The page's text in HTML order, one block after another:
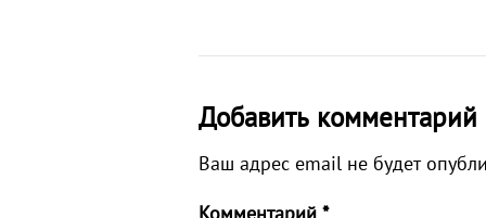
Добавить комментарий
Ваш адрес email не будет
Комментарий *